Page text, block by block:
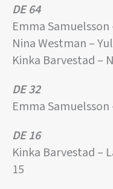
DE 64
Emma
Nina Westman –
Kinka Barvestad –
DE 32
Emma
DE 16
Kinka Barvestad –
15